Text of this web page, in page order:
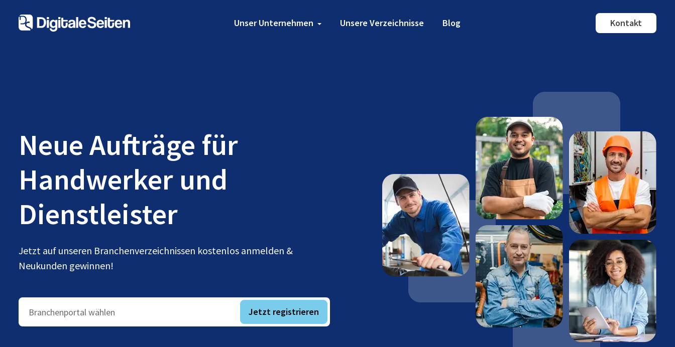
Unser Unternehmen Unsere Verzeichnisse Blog Kontakt
Neue Aufträge für
Handwerker und
Dienstleister
Jetzt auf unseren Branchenverzeichnissen kostenlos anmelden &
Neukunden gewinnen!
Branchenportal wählen Jetzt registrieren